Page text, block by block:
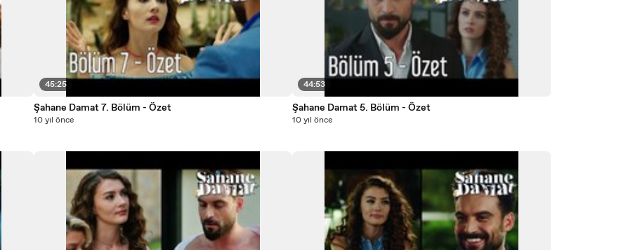
45:25
Şahane Damat 7. Bölüm - Özet
10 yıl önce
44:53
Şahane Damat 5. Bölüm - Özet
10 yıl önce